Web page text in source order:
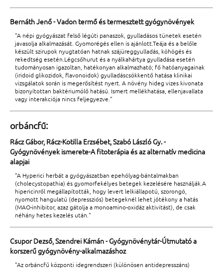
Bernáth Jenő - Vadon termő és termesztett gyógynövények
"A népi gyógyászat felső légúti panaszok, gyulladásos tünetek esetén
javasolja alkalmazását. Gyomorégés ellen is ajánlott.Teája és a belőle
készült szirupok nyugtatóan hatnak szájüreggyulladás, köhögés és
rekedtség esetén.Légcsőhurut és a nyálkahártya gyulladása esetén
tudományosan igazoltan, hatékonyan alkalmazható; fő hatóanyagainak
(iridoid glikozidok, flavonoidok) gyulladáscsökkentő hatása klinikai
vizsgálatok során is megerősítést nyert. A növény hideg vizes kivonata
bizonyítottan baktériumölő hatású. Ismert mellékhatása, ellenjavallata
vagy interakciója nincs feljegyezve."
orbáncfű:
Rácz Gábor, Rácz-Kotilla Erzsébet, Szabó László Gy. -
Gyógynövények ismerete-A fitoterápia és az alternatív medicina
alapjai
"A Hyperici herbát a gyógyászatban epehólyag-bántalmakban
(cholecystopathia) és gyomorfekélyes betegek kezelésére használják.A
hipericinről megállapították, hogy levert lelkiállapotú, szorongó,
nyomott hangulatú (depressziós) betegeknél lehet jótékony a hatás
(MAO-inhibitor, azaz gátolja a monoamino-oxidáz aktivitást), de csak
néhány hetes kezelés után."
Csupor Dezső, Szendrei Kámán - Gyógynövénytár-Útmutató a
korszerű gyógynövény-alkalmazáshoz
"Az orbáncfű központi idegrendszeri (különösen antidepresszáns)